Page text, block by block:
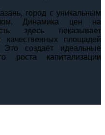
город с уникальным
Динамика цен на
здесь показывает
площадей
создаёт идеальные
роста капитализации